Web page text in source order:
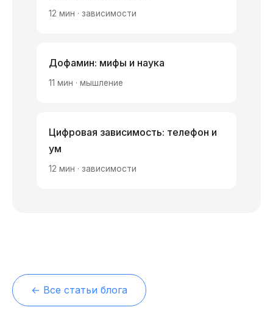
12 мин · зависимости
Дофамин: мифы и наука
11 мин · мышление
Цифровая зависимость: телефон и
ум
12 мин · зависимости
← Все статьи блога